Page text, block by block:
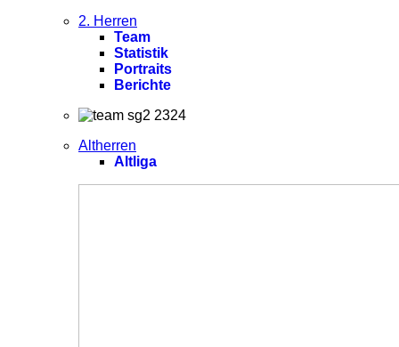
2. Herren
Team
Statistik
Portraits
Berichte
Altherren
Altliga